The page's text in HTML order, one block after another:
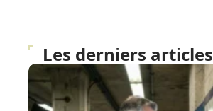
Les derniers articles